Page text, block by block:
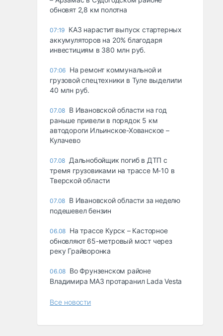
обновят 2,8 км полотна
07:19 КАЗ нарастит выпуск стартерных
аккумуляторов на 20% благодаря
инвестициям в 380 млн руб.
07:06 На ремонт коммунальной и
грузовой спецтехники в Туле выделили
40 млн руб.
07.08 В Ивановской области на год
раньше привели в порядок 5 км
автодороги Ильинское-Хованское –
Кулачево
07.08 Дальнобойщик погиб в ДТП с
тремя грузовиками на трассе М-10 в
Тверской области
07.08 В Ивановской области за неделю
подешевел бензин
06.08 На трассе Курск – Касторное
обновляют 65-метровый мост через
реку Грайворонка
06.08 Во Фрунзенском районе
Владимира МАЗ протаранил Lada Vesta
Все новости